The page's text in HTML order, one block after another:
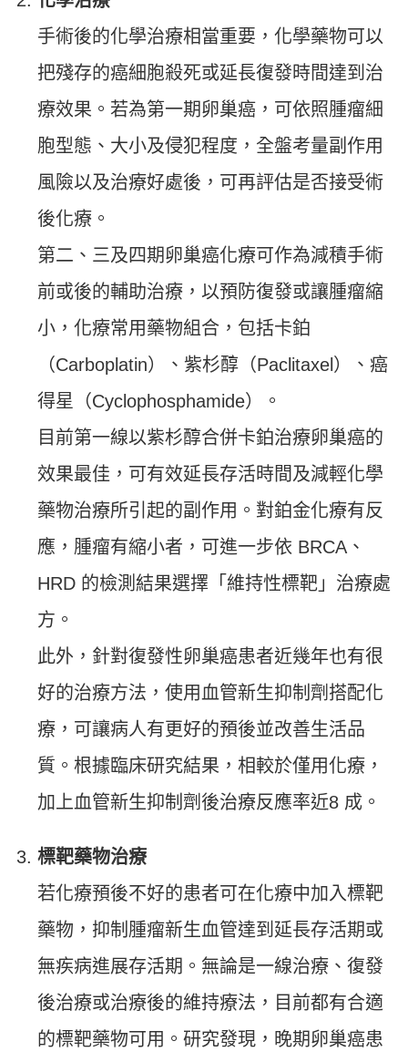
手術後的化學治療相當重要，化學藥物可以
把殘存的癌細胞殺死或延長復發時間達到治
療效果。若為第一期卵巢癌，可依照腫瘤細
胞型態、大小及侵犯程度，全盤考量副作用
風險以及治療好處後，可再評估是否接受術
後化療。
第二、三及四期卵巢癌化療可作為減積手術
前或後的輔助治療，以預防復發或讓腫瘤縮
小，化療常用藥物組合，包括卡鉑
（Carboplatin）、紫杉醇（Paclitaxel）、癌
得星（Cyclophosphamide）。
目前第一線以紫杉醇合併卡鉑治療卵巢癌的
效果最佳，可有效延長存活時間及減輕化學
藥物治療所引起的副作用。對鉑金化療有反
應，腫瘤有縮小者，可進一步依 BRCA、
HRD 的檢測結果選擇「維持性標靶」治療處
方。
此外，針對復發性卵巢癌患者近幾年也有很
好的治療方法，使用血管新生抑制劑搭配化
療，可讓病人有更好的預後並改善生活品
質。根據臨床研究結果，相較於僅用化療，
加上血管新生抑制劑後治療反應率近8 成。
標靶藥物治療
若化療預後不好的患者可在化療中加入標靶
藥物，抑制腫瘤新生血管達到延長存活期或
無疾病進展存活期。無論是一線治療、復發
後治療或治療後的維持療法，目前都有合適
的標靶藥物可用。研究發現，晚期卵巢癌患